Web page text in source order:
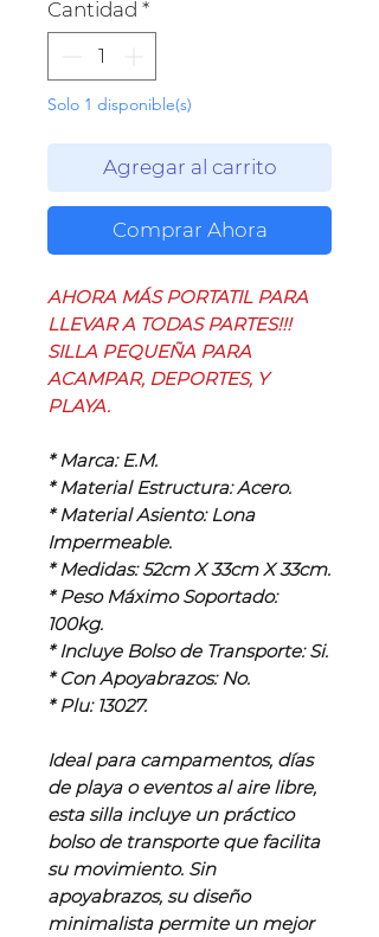
Cantidad *
Solo 1 disponible(s)
Agregar al carrito
Comprar Ahora
AHORA MÁS PORTATIL PARA
LLEVAR A TODAS PARTES!!!
SILLA PEQUEÑA PARA
ACAMPAR, DEPORTES, Y
PLAYA.
* Marca: E.M.
* Material Estructura: Acero.
* Material Asiento: Lona
Impermeable.
* Medidas: 52cm X 33cm X 33cm.
* Peso Máximo Soportado:
100kg.
* Incluye Bolso de Transporte: Si.
* Con Apoyabrazos: No.
* Plu: 13027.
Ideal para campamentos, días
de playa o eventos al aire libre,
esta silla incluye un práctico
bolso de transporte que facilita
su movimiento. Sin
apoyabrazos, su diseño
minimalista permite un mejor